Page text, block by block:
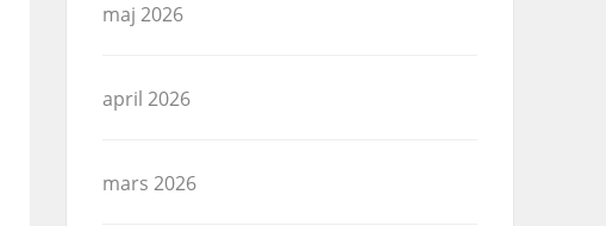
maj 2026
april 2026
mars 2026